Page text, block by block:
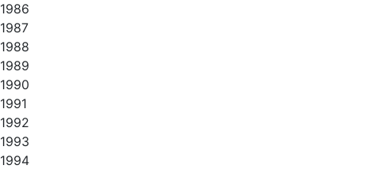
1986
1987
1988
1989
1990
1991
1992
1993
1994